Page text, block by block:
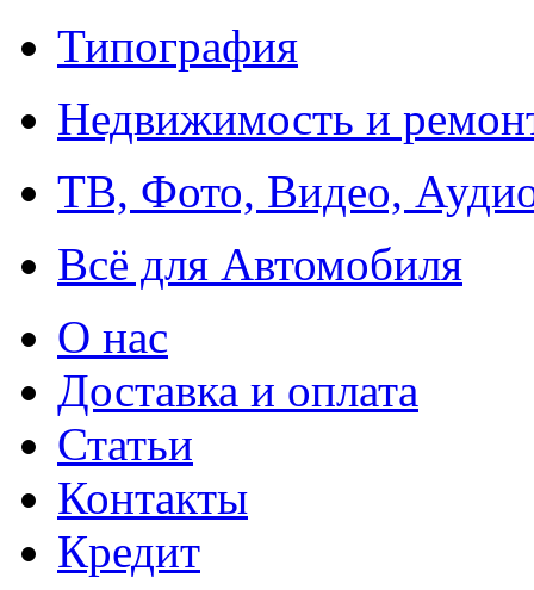
Типография
Недвижимость и
ТВ, Фото, Видео,
Всё для Автомобиля
О нас
Доставка и оплата
Статьи
Контакты
Кредит